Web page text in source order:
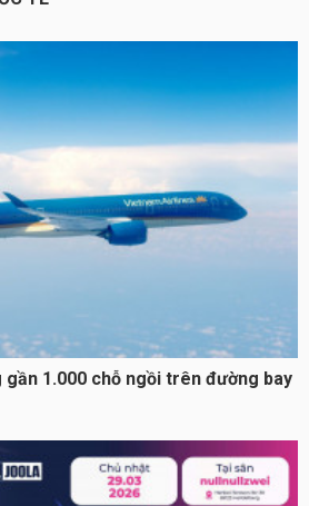
1.000 chỗ ngồi trên đường bay